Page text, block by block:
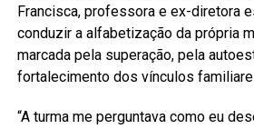
Francisca, professora e ex-diretora
conduzir a alfabetização da própria
marcada pela superação, pela
fortalecimento dos vínculos
“A turma me perguntava como eu